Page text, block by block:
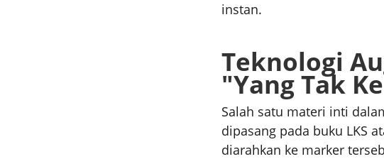
instan.
Teknologi
"Yang Tak
Salah satu materi inti
dipasang pada buku LKS
diarahkan ke marker